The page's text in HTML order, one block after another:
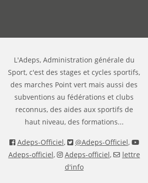
L'Adeps, Administration générale du
Sport, c'est des stages et cycles sportifs,
des marches Point vert mais aussi des
subventions au fédérations et clubs
reconnus, des aides aux sportifs de
haut niveau, des formations...
Adeps-Officiel, @Adeps-Officiel,
Adeps-officiel, Adeps-officiel,
lettre
d'info